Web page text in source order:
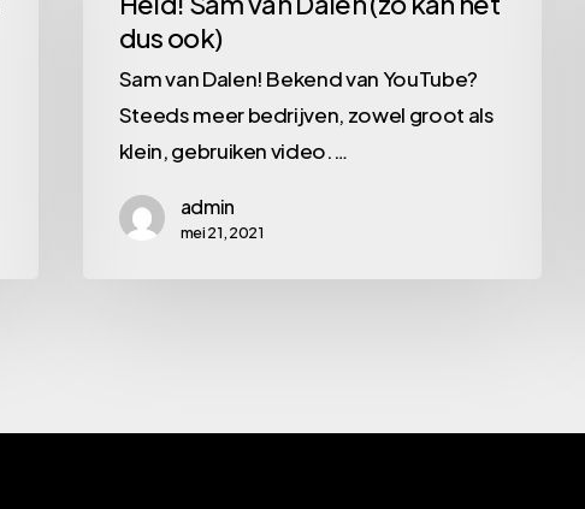
Dalen
ook)
dus ook)
Sam van Dalen! Bekend van YouTube?
Steeds meer bedrijven, zowel groot als
klein, gebruiken video.…
admin
mei 21, 2021